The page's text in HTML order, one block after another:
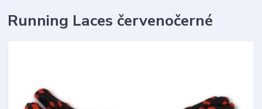
Running Laces červenočerné